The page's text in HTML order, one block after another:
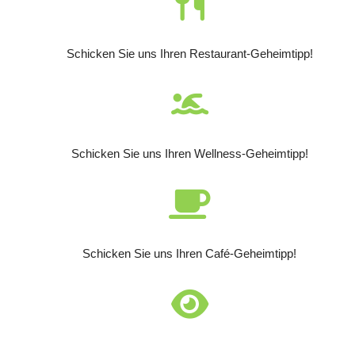
Schicken Sie uns Ihren Restaurant-Geheimtipp!
Schicken Sie uns Ihren Wellness-Geheimtipp!
Schicken Sie uns Ihren Café-Geheimtipp!